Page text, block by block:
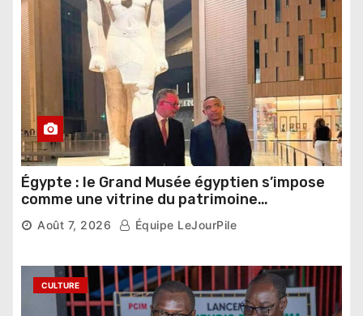
Égypte : le Grand Musée égyptien s’impose
comme une vitrine du patrimoine
pharaonique auprès des dirigeants
étrangers
Août 7, 2026 Équipe LeJourPile
CULTURE